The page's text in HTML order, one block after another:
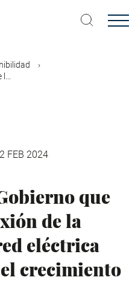
FEB 2024
que
de la
eléctrica
crecimiento